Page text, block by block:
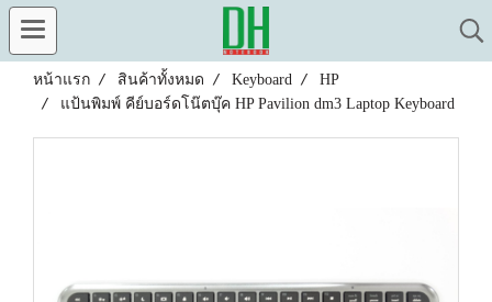
หน้าแรก สินค้าทั้งหมด Keyboard
HP
แป้นพิมพ์ คีย์บอร์ดโน๊ตบุ๊ค HP Pavilion dm3 Laptop Keyboard